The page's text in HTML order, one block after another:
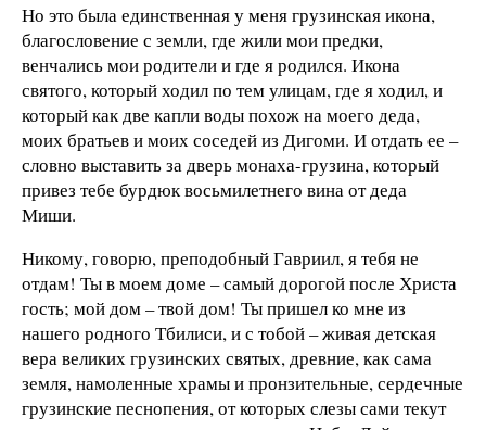
Но это была единственная у меня грузинская икона,
благословение с земли, где жили мои предки,
венчались мои родители и где я родился. Икона
святого, который ходил по тем улицам, где я ходил, и
который как две капли воды похож на моего деда,
моих братьев и моих соседей из Дигоми. И отдать ее –
словно выставить за дверь монаха-грузина, который
привез тебе бурдюк восьмилетнего вина от деда
Миши.
Никому, говорю, преподобный Гавриил, я тебя не
отдам! Ты в моем доме – самый дорогой после Христа
гость; мой дом – твой дом! Ты пришел ко мне из
нашего родного Тбилиси, и с тобой – живая детская
вера великих грузинских святых, древние, как сама
земля, намоленные храмы и пронзительные, сердечные
грузинские песнопения, от которых слезы сами текут